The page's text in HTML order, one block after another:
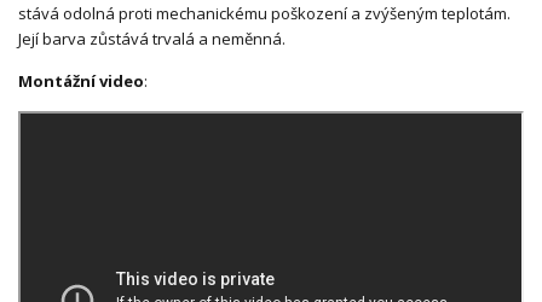
stává odolná proti mechanickému poškození a zvýšeným teplotám.
Její barva zůstává trvalá a neměnná.
Montážní video: